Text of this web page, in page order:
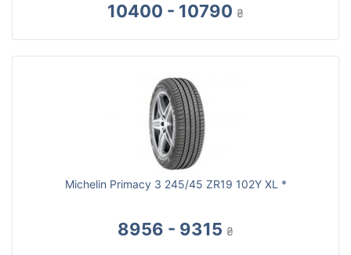
10400 - 10790 ₴
Michelin Primacy 3 245/45 ZR19 102Y XL *
8956 - 9315 ₴